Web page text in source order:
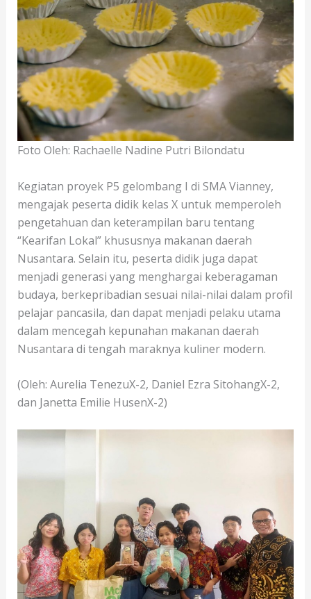
Foto Oleh: Rachaelle Nadine Putri Bilondatu
Kegiatan proyek P5 gelombang I di SMA Vianney,
mengajak peserta didik kelas X untuk memperoleh
pengetahuan dan keterampilan baru tentang
“Kearifan Lokal” khususnya makanan daerah
Nusantara. Selain itu, peserta didik juga dapat
menjadi generasi yang menghargai keberagaman
budaya, berkepribadian sesuai nilai-nilai dalam profil
pelajar pancasila, dan dapat menjadi pelaku utama
dalam mencegah kepunahan makanan daerah
Nusantara di tengah maraknya kuliner modern.
(Oleh: Aurelia TenezuX-2, Daniel Ezra SitohangX-2,
dan Janetta Emilie HusenX-2)